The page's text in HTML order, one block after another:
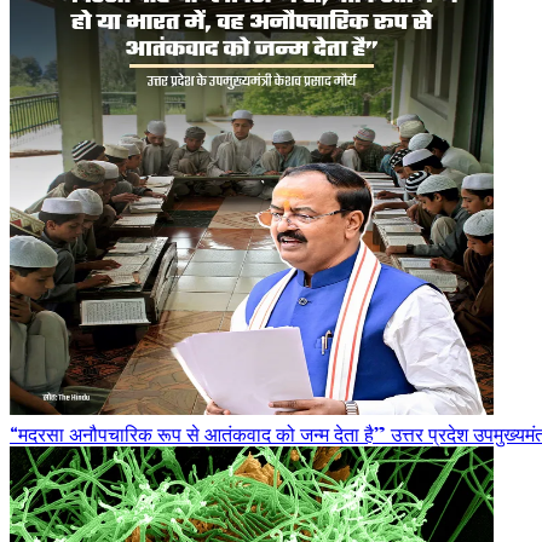
“मदरसा अनौपचारिक रूप से आतंकवाद को जन्म देता है” उत्तर प्रदेश